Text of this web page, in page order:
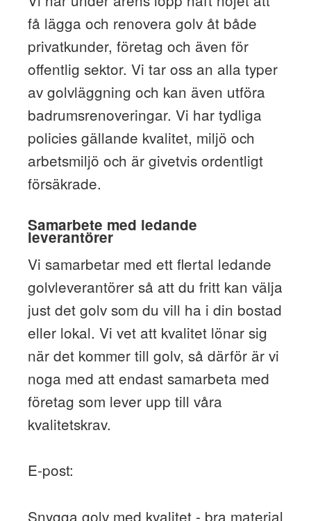
få lägga och renovera golv åt både
privatkunder, företag och även för
offentlig sektor. Vi tar oss an alla typer
av golvläggning och kan även utföra
badrumsrenoveringar. Vi har tydliga
policies gällande kvalitet, miljö och
arbetsmiljö och är givetvis ordentligt
försäkrade.
Samarbete med ledande
leverantörer
Vi samarbetar med ett flertal ledande
golvleverantörer så att du fritt kan välja
just det golv som du vill ha i din bostad
eller lokal. Vi vet att kvalitet lönar sig
när det kommer till golv, så därför är vi
noga med att endast samarbeta med
företag som lever upp till våra
kvalitetskrav.
E-post:
Snygga golv med kvalitet - bra material